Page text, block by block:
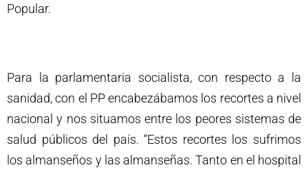
Popular.
Para la parlamentaria socialista, con respecto a la
sanidad, con el PP encabezábamos los recortes a nivel
nacional y nos situamos entre los peores sistemas de
salud públicos del país. “Estos recortes los sufrimos
los almanseños y las almanseñas. Tanto en el hospital